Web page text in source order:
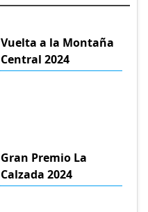
Vuelta a la Montaña
Central 2024
Gran Premio La
Calzada 2024